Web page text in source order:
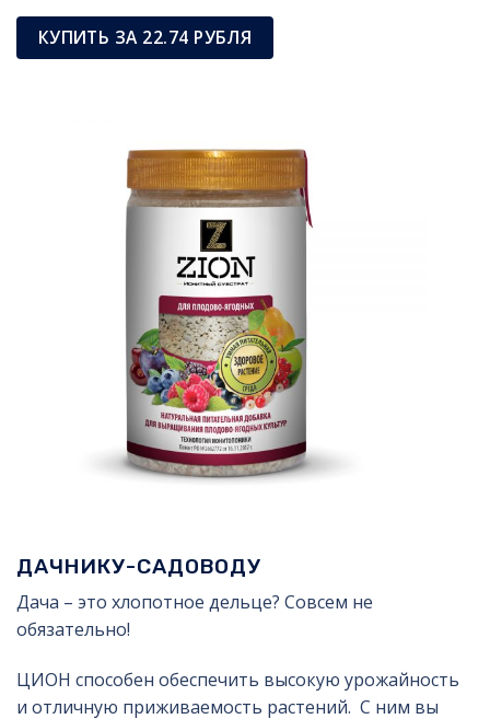
КУПИТЬ ЗА 22.74 РУБЛЯ
ДАЧНИКУ-САДОВОДУ
Дача – это хлопотное дельце? Совсем не
обязательно!
ЦИОН способен обеспечить высокую урожайность
и отличную приживаемость растений. С ним вы